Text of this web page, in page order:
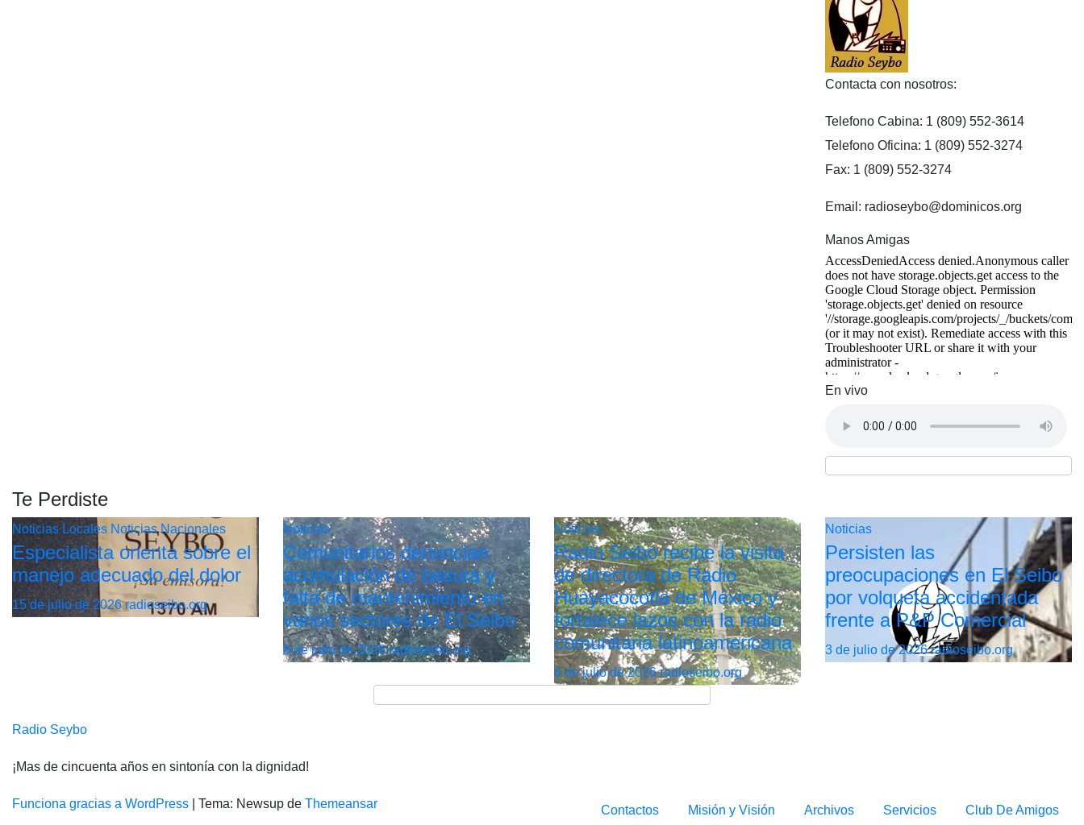
Contacta con nosotros:
Telefono Cabina: 1 (809) 552-3614
Telefono Oficina: 1 (809) 552-3274
Fax: 1 (809) 552-3274
Email: radioseybo@dominicos.org
Manos Amigas
En vivo
Te Perdiste
Noticias Locales Noticias Nacionales
Especialista orienta sobre el
manejo adecuado del dolor
15 de julio de 2026radioseibo.org
Noticias
Comunitarios denuncian
acumulación de basura y
falta de mantenimiento en
varios sectores de El Seibo
8 de julio de 2026radioseibo.org
Noticias
Radio Seibo recibe la visita
de directora de Radio
Huayacocotla de México y
fortalece lazos con la radio
comunitaria latinoamericana
6 de julio de 2026radioseibo.org
Noticias
Persisten las
preocupaciones en El Seibo
por volqueta accidentada
frente a P&P Comercial
3 de julio de 2026radioseibo.org
Radio Seybo
¡Mas de cincuenta años en sintonía con la dignidad!
Funciona gracias a WordPress Tema: Newsup de Themeansar Contactos Misión y Visión Archivos Servicios Club De Amigos